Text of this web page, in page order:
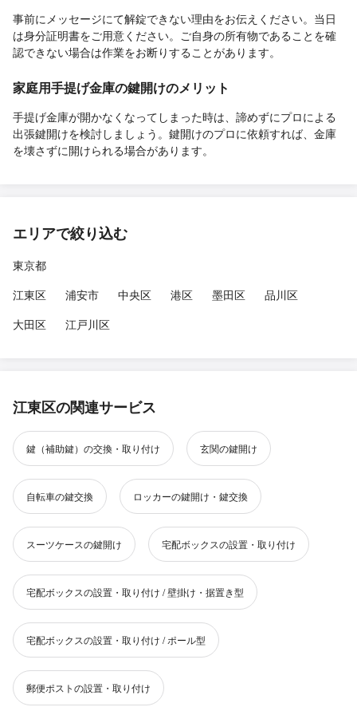
事前にメッセージにて解錠できない理由をお伝えください。当日
は身分証明書をご用意ください。ご自身の所有物であることを確
認できない場合は作業をお断りすることがあります。
家庭用手提げ金庫の鍵開けのメリット
手提げ金庫が開かなくなってしまった時は、諦めずにプロによる
出張鍵開けを検討しましょう。鍵開けのプロに依頼すれば、金庫
を壊さずに開けられる場合があります。
エリアで絞り込む
東京都
江東区
浦安市 中央区 港区 墨田区
品川区
大田区
江戸川区
江東区の関連サービス
鍵（補助鍵）の交換・取り付け 玄関の鍵開け
自転車の鍵交換 ロッカーの鍵開け・鍵交換
スーツケースの鍵開け 宅配ボックスの設置・取り付け
宅配ボックスの設置・取り付け / 壁掛け・据置き型
宅配ボックスの設置・取り付け / ポール型
郵便ポストの設置・取り付け